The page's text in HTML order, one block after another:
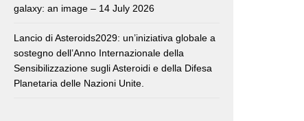
galaxy: an image – 14 July 2026
Lancio di Asteroids2029: un’iniziativa globale a
sostegno dell’Anno Internazionale della
Sensibilizzazione sugli Asteroidi e della Difesa
Planetaria delle Nazioni Unite.